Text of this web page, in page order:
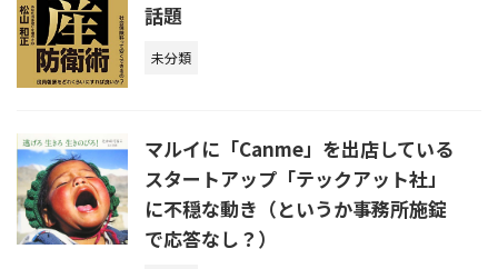
話題
未分類
マルイに「Canme」を出店している
スタートアップ「テックアット社」
に不穏な動き（というか事務所施錠
で応答なし？）